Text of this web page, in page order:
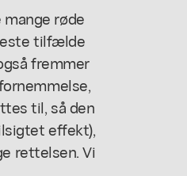
røde
tilfælde
fremmer
til, så den
effekt),
rettelsen. Vi